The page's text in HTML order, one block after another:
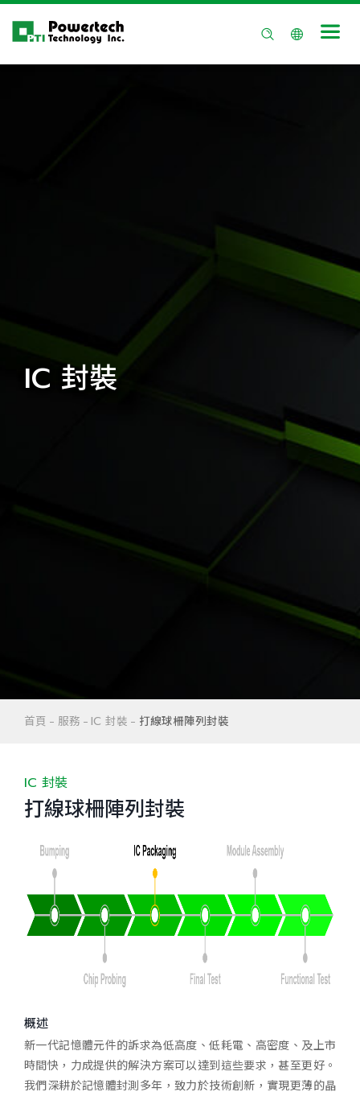
IC 封裝
首頁 服務 IC 封裝 打線球柵陣列封裝
IC 封裝
打線球柵陣列封裝
概述
新一代記憶體元件的訴求為低高度、低耗電、高密度、及上市
時間快，力成提供的解決方案可以達到這些要求，甚至更好。
我們深耕於記憶體封測多年，致力於技術創新，實現更薄的晶